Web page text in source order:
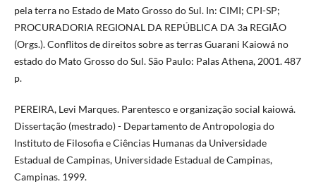
pela terra no Estado de Mato Grosso do Sul. In: CIMI; CPI-SP;
PROCURADORIA REGIONAL DA REPÚBLICA DA 3a REGIÃO
(Orgs.). Conflitos de direitos sobre as terras Guarani Kaiowá no
estado do Mato Grosso do Sul. São Paulo: Palas Athena, 2001. 487
p.
PEREIRA, Levi Marques. Parentesco e organização social kaiowá.
Dissertação (mestrado) - Departamento de Antropologia do
Instituto de Filosofia e Ciências Humanas da Universidade
Estadual de Campinas, Universidade Estadual de Campinas,
Campinas. 1999.